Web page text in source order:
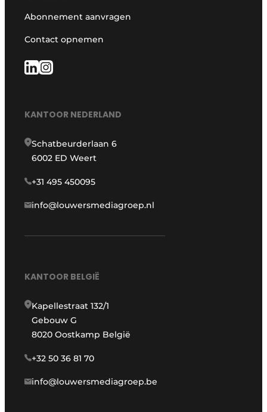
Abonnement aanvragen
Contact opnemen
KANTOOR NEDERLAND
Schatbeurderlaan 6
6002 ED Weert
+31 495 450095
info@louwersmediagroep.nl
KANTOOR BELGIË
Kapellestraat 132/1
Gebouw G
8020 Oostkamp België
+32 50 36 81 70
info@louwersmediagroep.be